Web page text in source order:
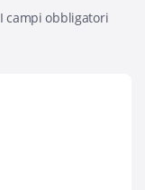
I campi obbligatori